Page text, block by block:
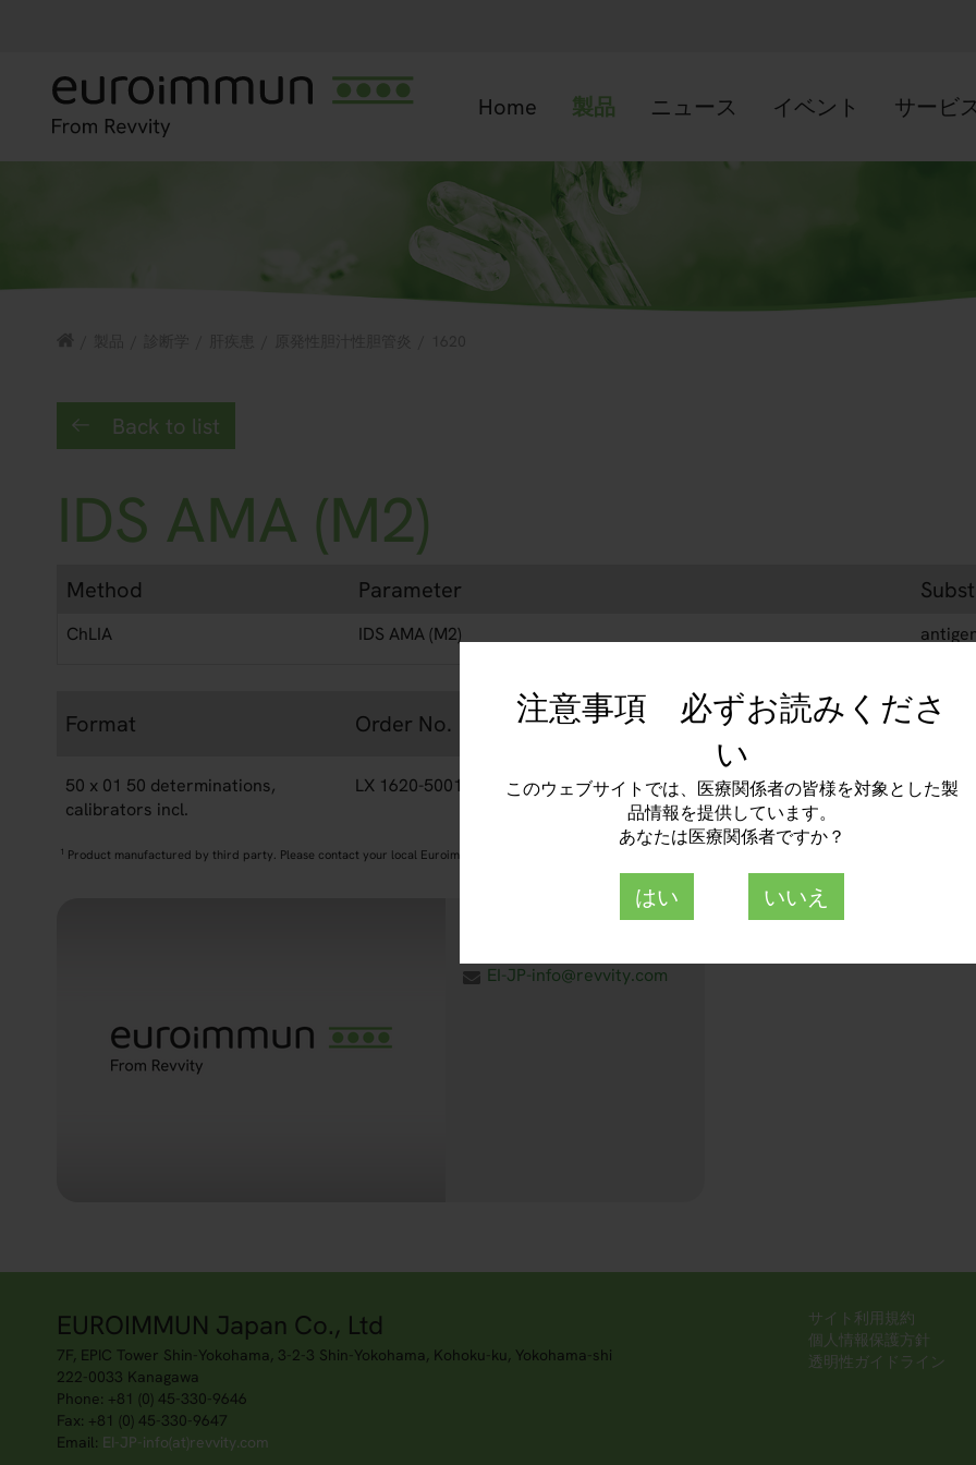
注意事項 必ずお読みくださ
い
このウェブサイトでは、医療関係者の皆様を対象とした製
品情報を提供しています。
あなたは医療関係者ですか？
はい いいえ
Home 製品 ニュース イベント サービ
Back to list
IDS AMA (M2)
Method
ChLIA
Parameter
IDS AMA (M2)
Format Order No.
50 x 01 50 determinations,
calibrators incl.
LX 1620-5001
1 Product manufactured by third party. Please contact your local Euroimmun representative for more information.
Euroimmun Japan 株式会社
EI-JP-info@revvity.com
EUROIMMUN Japan Co., Ltd
7F, EPIC Tower Shin-Yokohama, 3-2-3 Shin-Yokohama, Kohoku-ku, Yokohama-shi
222-0033 Kanagawa
Phone: +81 (0) 45-330-9646
Fax: +81 (0) 45-330-9647
Email: EI-JP-info(at)revvity.com
サイト利用規約
個人情報保護方針
透明性ガイドライン